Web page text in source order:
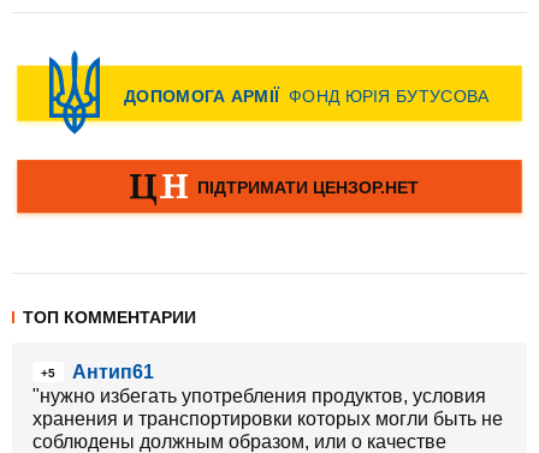
ТОП КОММЕНТАРИИ
+5
Антип61
"нужно избегать употребления продуктов, условия
хранения и транспортировки которых могли быть не
соблюдены должным образом, или о качестве